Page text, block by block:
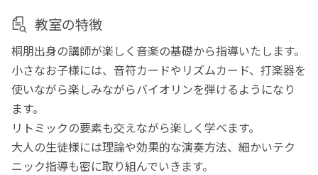
教室の特徴
桐朋出身の講師が楽しく音楽の基礎から指導いたします。
小さなお子様には、音符カードやリズムカード、打楽器を
使いながら楽しみながらバイオリンを弾けるようになり
ます。
リトミックの要素も交えながら楽しく学べます。
大人の生徒様には理論や効果的な演奏方法、細かいテク
ニック指導も密に取り組んでいきます。